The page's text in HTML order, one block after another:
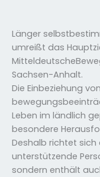
Länger
umreißt das
Sachsen-Anhalt.
Die Einbeziehung
Leben im ländlich
besondere
Deshalb richtet
unterstützende
sondern enthält